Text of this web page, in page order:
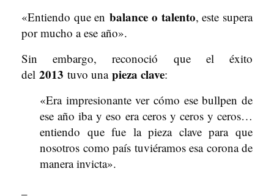
«Entiendo que enbalance o talento, este supera
por mucho a ese año».
Sin embargo, reconoció que el éxito
del 2013 tuvo una pieza clave:
«Era impresionante ver cómo ese bullpen de
ese año iba y eso era ceros y ceros y ceros…
entiendo que fue la pieza clave para que
nosotros como país tuviéramos esa corona de
manera invicta».